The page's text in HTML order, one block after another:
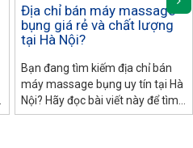
Địa chỉ bán máy massage
bụng giá rẻ và chất lượng
tại Hà Nội?
Bạn đang tìm kiếm địa chỉ bán
máy massage bụng uy tín tại Hà
Nội? Hãy đọc bài viết này để tìm
hiểu thêm về nơi bạn có thể mua